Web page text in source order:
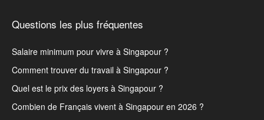
Questions les plus fréquentes
Salaire minimum pour vivre à Singapour ?
Comment trouver du travail à Singapour ?
Quel est le prix des loyers à Singapour ?
Combien de Français vivent à Singapour en 2026 ?